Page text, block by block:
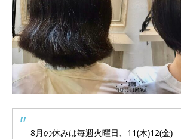
8月の休みは毎週火曜日、11(木)12(金)